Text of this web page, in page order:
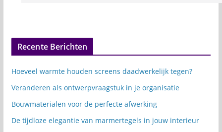
Recente Berichten
Hoeveel warmte houden screens daadwerkelijk tegen?
Veranderen als ontwerpvraagstuk in je organisatie
Bouwmaterialen voor de perfecte afwerking
De tijdloze elegantie van marmertegels in jouw interieur